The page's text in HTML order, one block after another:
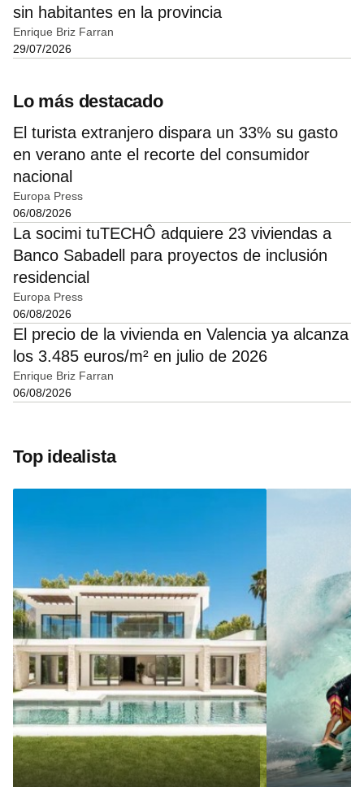
sin habitantes en la provincia
Enrique Briz Farran
29/07/2026
Lo más destacado
El turista extranjero dispara un 33% su gasto
en verano ante el recorte del consumidor
nacional
Europa Press
06/08/2026
La socimi tuTECHÔ adquiere 23 viviendas a
Banco Sabadell para proyectos de inclusión
residencial
Europa Press
06/08/2026
El precio de la vivienda en Valencia ya alcanza
los 3.485 euros/m² en julio de 2026
Enrique Briz Farran
06/08/2026
Top idealista